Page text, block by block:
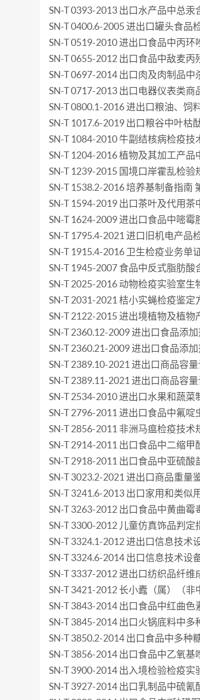
SN-T 0393-2013 出口水产品中总汞
SN-T 0400.6-2005 进出口罐头食品
SN-T 0519-2010 进出口食品中丙
SN-T 0655-2012 出口食品中敌麦丙
SN-T 0697-2014 出口肉及肉制品
SN-T 0717-2013 出口电器仪表类
SN-T 0800.1-2016 进出口粮油、饲
SN-T 1017.6-2019 出口粮谷中叶枯
SN-T 1084-2010 牛副结核病检疫技
SN-T 1204-2016 植物及其加工产
SN-T 1239-2015 国境口岸霍乱检验
SN-T 1538.2-2016 培养基制备指南
SN-T 1594-2019 出口茶叶及代用
SN-T 1624-2009 进出口食品中嘧
SN-T 1795.4-2021 进口旧机电产
SN-T 1915.4-2016 卫生检疫业务单
SN-T 1945-2007 食品中反式脂肪
SN-T 2025-2016 动物检疫实验室生
SN-T 2031-2021 桔小实蝇检疫鉴定
SN-T 2122-2015 进出境植物及植物
SN-T 2360.12-2009 进出口食品添
SN-T 2360.21-2009 进出口食品添
SN-T 2389.10-2021 进出口商品容
SN-T 2389.11-2021 进出口商品容
SN-T 2534-2010 进出口水果和蔬
SN-T 2796-2011 进出口食品中氟
SN-T 2856-2011 非洲马瘟检疫技术
SN-T 2914-2011 出口食品中二缩
SN-T 2918-2011 出口食品中亚硫
SN-T 3023.2-2021 进出口商品重量
SN-T 3241.6-2013 出口家用和类似
SN-T 3263-2012 出口食品中黄曲霉
SN-T 3300-2012 儿童仿真饰品判定
SN-T 3324.1-2012 进出口信息技术
SN-T 3324.6-2014 出口信息技术设
SN-T 3337-2012 进出口纺织品纤
SN-T 3421-2012 长小蠹（属）（
SN-T 3843-2014 出口食品中红曲色
SN-T 3845-2014 出口火锅底料中多
SN-T 3850.2-2014 出口食品中多种
SN-T 3856-2014 出口食品中乙氧基
SN-T 3900-2014 出入境检验检疫实
SN-T 3927-2014 出口乳制品中硫氰